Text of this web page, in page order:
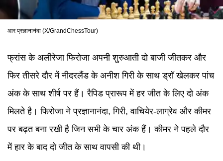
आर प्रज्ञानानंदा (X/GrandChessTour)
फ्रांस के अलीरेजा फिरोजा अपनी शुरुआती दो बाजी जीतकर और
फिर तीसरे दौर में नीदरलैंड के अनीश गिरी के साथ ड्रॉ खेलकर पांच
अंक के साथ शीर्ष पर हैं। रैपिड प्रारूप में हर जीत के लिए दो अंक
मिलते है। फिरोजा ने प्रज्ञानानंदा, गिरी, वाचियेर-लाग्रेव और कीमर
पर बढ़त बना रखी है जिन सभी के चार अंक हैं। कीमर ने पहले दौर
में हार के बाद दो जीत के साथ वापसी की थी।